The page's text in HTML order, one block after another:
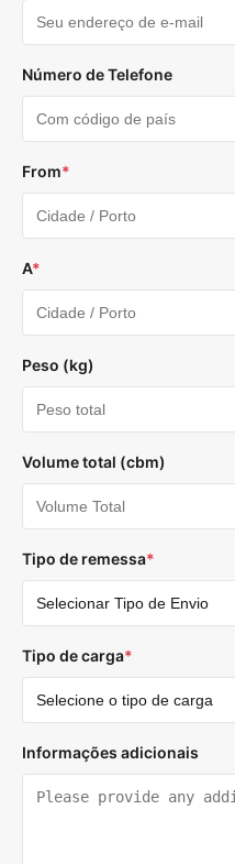
Número de Telefone
From*
A*
Peso (kg)
Volume total (cbm)
Tipo de remessa*
Tipo de carga*
Informações adicionais